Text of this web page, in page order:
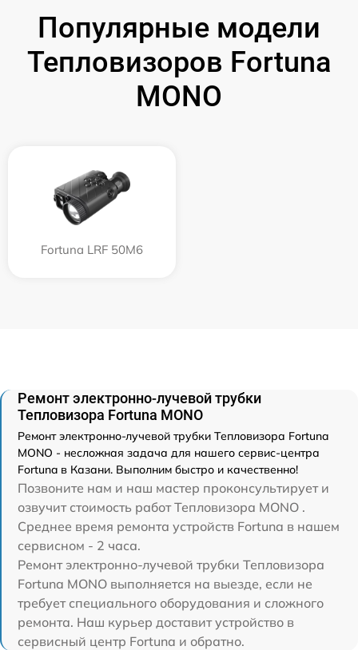
Популярные модели
Тепловизоров Fortuna
MONO
Fortuna LRF 50M6
Ремонт электронно-лучевой трубки
Тепловизора Fortuna MONO
Ремонт электронно-лучевой трубки Тепловизора Fortuna
MONO - несложная задача для нашего сервис-центра
Fortuna в Казани. Выполним быстро и качественно!
Позвоните нам и наш мастер проконсультирует и
озвучит стоимость работ Тепловизора MONO .
Среднее время ремонта устройств Fortuna в нашем
сервисном - 2 часа.
Ремонт электронно-лучевой трубки Тепловизора
Fortuna MONO выполняется на выезде, если не
требует специального оборудования и сложного
ремонта. Наш курьер доставит устройство в
сервисный центр Fortuna и обратно.